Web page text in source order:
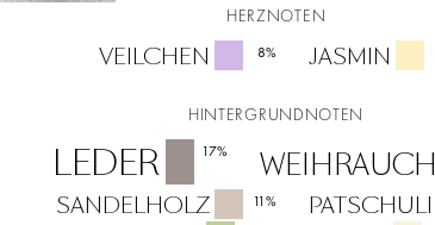
HERZNOTEN
VEILCHEN 8% JASMIN
HINTERGRUNDNOTEN
LEDER 17% WEIHRAUCH
SANDELHOLZ 11% PATSCHULI